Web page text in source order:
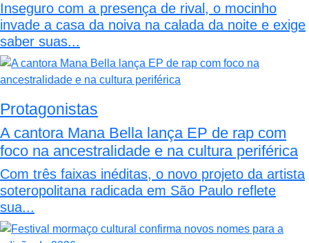
Inseguro com a presença de rival, o mocinho
invade a casa da noiva na calada da noite e exige
saber suas...
Protagonistas
A cantora Mana Bella lança EP de rap com
foco na ancestralidade e na cultura periférica
Com três faixas inéditas, o novo projeto da artista
soteropolitana radicada em São Paulo reflete
sua...